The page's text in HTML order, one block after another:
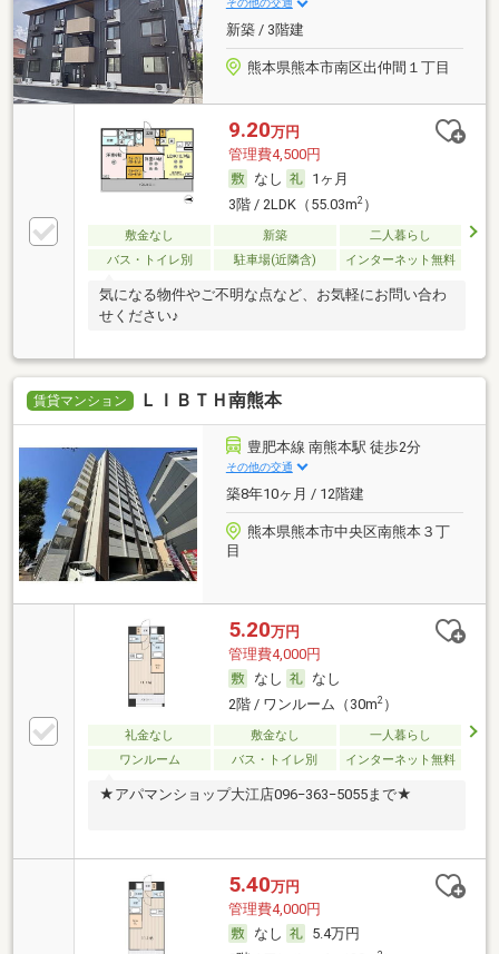
その他の交通
新築 / 3階建
熊本県熊本市南区出仲間１丁目
9.20万円
管理費4,500円
なし
1ヶ月
3階 / 2LDK（55.03m2）
敷金なし 新築
二人暮らし
バス・トイレ別
駐車場(近隣含) インターネット無料
気になる物件やご不明な点など、お気軽にお問い合わ
せください♪
賃貸マンション ＬＩＢＴＨ南熊本
豊肥本線 南熊本駅 徒歩2分
その他の交通
築8年10ヶ月 / 12階建
熊本県熊本市中央区南熊本３丁
目
5.20万円
管理費4,000円
なし
なし
2階 / ワンルーム（30m2）
礼金なし 敷金なし
一人暮らし
ワンルーム
バス・トイレ別 インターネット無料
★アパマンショップ大江店096−363−5055まで★
5.40万円
管理費4,000円
なし
5.4万円